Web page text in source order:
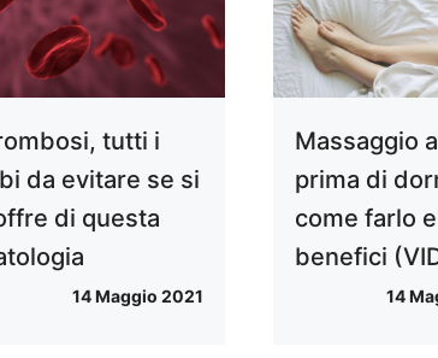
tutti i
da evitare se si
di questa
14 Maggio 2021
Massaggio
prima di
come farlo
benefici
14